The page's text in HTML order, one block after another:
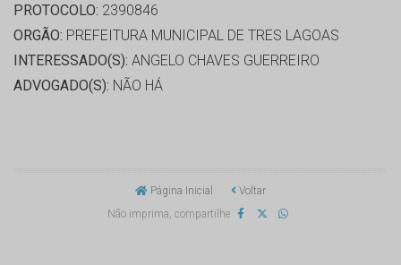
PROTOCOLO: 2390846
ORGÃO: PREFEITURA MUNICIPAL DE TRES LAGOAS
INTERESSADO(S): ANGELO CHAVES GUERREIRO
ADVOGADO(S): NÃO HÁ
Página Inicial
Voltar
Não imprima, compartilhe